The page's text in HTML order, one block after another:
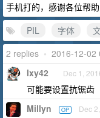
手机打的，感谢各位帮助
PIL
字体
2 replies • 2016-12-02
lxy42 Dec 1,
可能要设置抗锯齿
Millyn OP Dec